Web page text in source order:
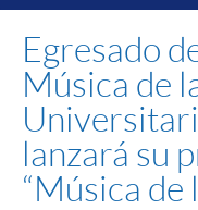
Egresado
Música de
lanzará su
“Música de